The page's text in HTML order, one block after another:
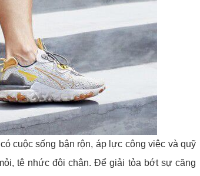
cuộc sống bận rộn, áp lực công việc và quỹ
tê nhức đôi chân. Để giải tỏa bớt sự căng